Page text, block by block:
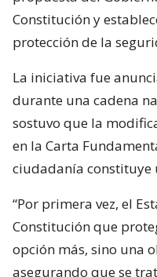
Constitución y
protección de la
La iniciativa fue
durante una cadena
sostuvo que la
en la Carta
ciudadanía constituye
“Por primera vez, el
Constitución que
opción más, sino una
asegurando que se